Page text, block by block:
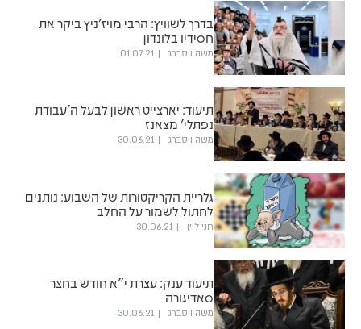
בדרך לשוויץ: הרבי מויז'ניץ ביקר את
חסידיו בלונדון
משה ויסברג 01.07.21
תיעוד: יארצייט ראשון לבעל ה'עבודת
נפתלי' מצאנז
משה ויסברג 30.06.21
גלריית הקריקטורות של השבוע: נותנים
לחתול לשמור על החלב
חני לוין 30.06.21
תיעוד ענק: עצרת י"א חודש בחצר
סאדיגורה
משה ויסברג 30.06.21